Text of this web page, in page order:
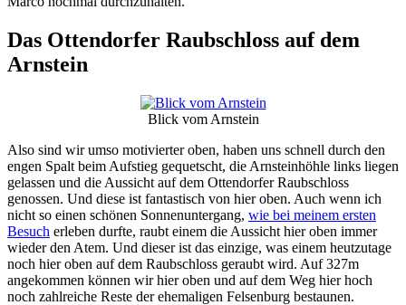
Das Ottendorfer Raubschloss auf dem
Arnstein
Blick vom Arnstein
Also sind wir umso motivierter oben, haben uns schnell durch den
engen Spalt beim Aufstieg gequetscht, die Arnsteinhöhle links liegen
gelassen und die Aussicht auf dem Ottendorfer Raubschloss
genossen. Und diese ist fantastisch von hier oben. Auch wenn ich
nicht so einen schönen Sonnenuntergang, wie bei meinem ersten
Besuch erleben durfte, raubt einem die Aussicht hier oben immer
wieder den Atem. Und dieser ist das einzige, was einem heutzutage
noch hier oben auf dem Raubschloss geraubt wird. Auf 327m
angekommen können wir hier oben und auf dem Weg hier hoch
noch zahlreiche Reste der ehemaligen Felsenburg bestaunen.